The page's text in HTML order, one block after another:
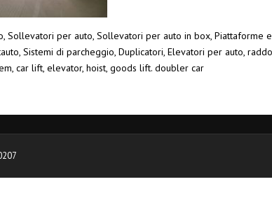
Sollevatori per auto, Sollevatori per auto in box, Piattaforme
Sistemi di parcheggio, Duplicatori, Elevatori per auto,
car lift, elevator, hoist, goods lift. doubler car